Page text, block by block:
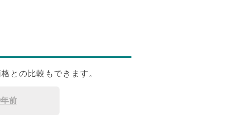
との比較もできます。
前